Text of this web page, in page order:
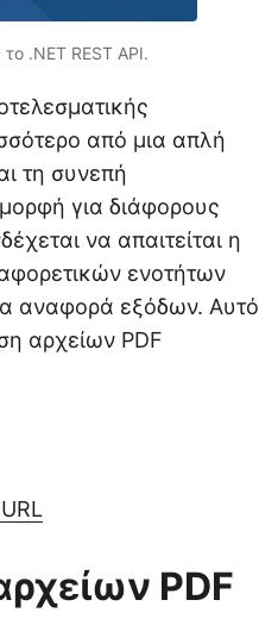
.NET REST API.
από μια απλή
τη συνεπή
για διάφορους
να απαιτείται η
ενοτήτων
αναφορά εξόδων. Αυτό
αρχείων PDF
PDF